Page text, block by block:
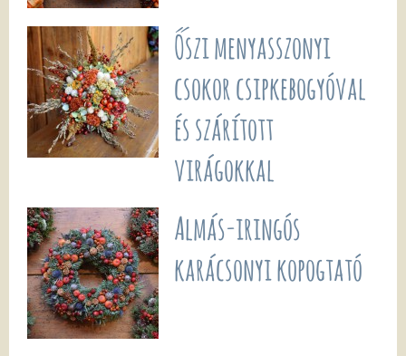
Őszi menyasszonyi
csokor csipkebogyóval
és szárított
virágokkal
Almás-iringós
karácsonyi kopogtató